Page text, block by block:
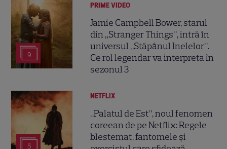
9
PRIME VIDEO
Jamie Campbell Bower, starul
din „Stranger Things”, intră în
universul „Stăpânul Inelelor”.
Ce rol legendar va interpreta în
sezonul 3
5
NETFLIX
„Palatul de Est”, noul fenomen
coreean de pe Netflix: Regele
blestemat, fantomele și